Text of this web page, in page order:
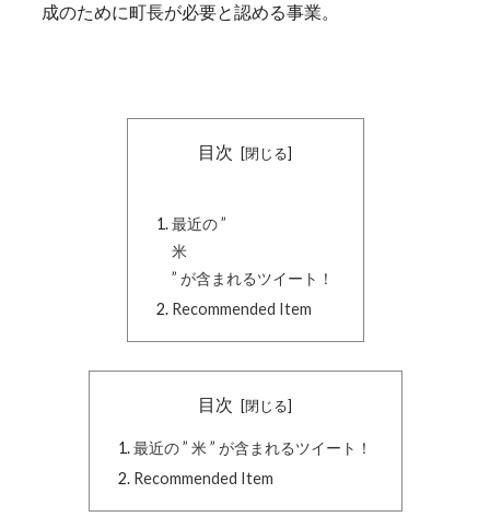
成のために町長が必要と認める事業。
目次
最近の ”
米
” が含まれるツイート！
Recommended Item
目次
最近の ” 米 ” が含まれるツイート！
Recommended Item